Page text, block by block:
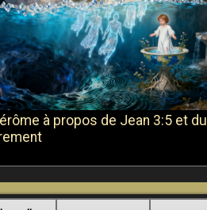
à propos de Jean 3:5 et du